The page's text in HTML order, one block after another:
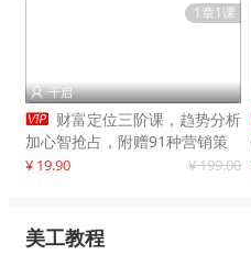
1章1课
 千启
 财富定位三阶课，趋势分析
加心智抢占，附赠91种营销策
略模型
¥ 19.90 ¥ 199.00
美工教程